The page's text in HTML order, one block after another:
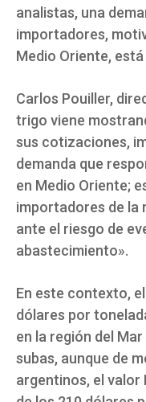
analistas, una
importadores,
Medio Oriente,
Carlos Pouiller,
trigo viene
sus cotizaciones,
demanda que
en Medio Oriente;
importadores de la
ante el riesgo de
abastecimiento».
En este contexto,
dólares por
en la región del
subas, aunque de
argentinos, el valor